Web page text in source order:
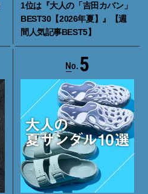
1位は『大人の「吉田カバン」
BEST30【2026年夏】』【週
間人気記事BEST5】
5